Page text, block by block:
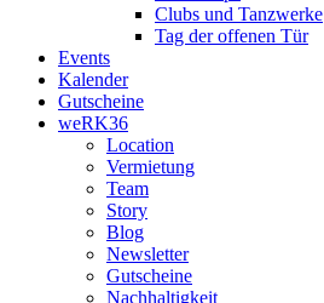
Clubs und Tanzwerke
Tag der offenen Tür
Events
Kalender
Gutscheine
weRK36
Location
Vermietung
Team
Story
Blog
Newsletter
Gutscheine
Nachhaltigkeit